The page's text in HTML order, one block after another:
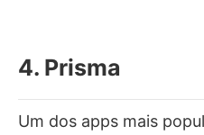
4. Prisma
Um dos apps mais